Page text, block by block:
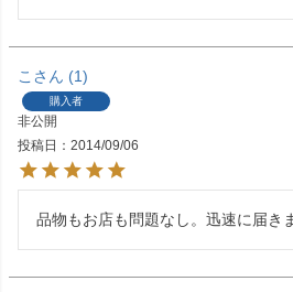
こ 1
購入者
非公開
投稿日
2014/09/06
品物もお店も問題なし。迅速に届き